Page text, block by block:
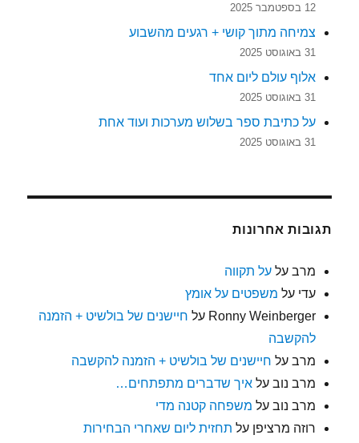
12 בספטמבר 2025
צמיחה מתוך קושי + רגעים מהשבוע
31 באוגוסט 2025
אלוף עולם ליום אחד
31 באוגוסט 2025
על כתיבת ספר בשלוש מערכות ועוד אחת
31 באוגוסט 2025
תגובות אחרונות
מרב עלעל תקווה
עדי על משפטים על אומץ
Ronny Weinberger על חיישנים של בולשיט + הזמנה
להקשבה
מרב על חיישנים של בולשיט + הזמנה להקשבה
מרב נוב עלאיך שדברים מתפתחים…
מרב נוב על משפחה קטנה מדי
רוזה מרציפן על תחזית ליום שאחרי הבחירות